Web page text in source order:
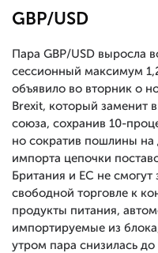
GBP/USD
Пара GBP/USD выросла
сессионный максимум
объявило во вторник о
Brexit, который заменит
союза, сохранив 10-
но сократив пошлины на
импорта цепочки
Британия и ЕС не смогут
свободной торговле к
продукты питания,
импортируемые из
утром пара снизилась